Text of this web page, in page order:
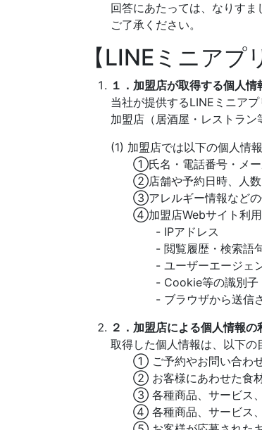
回答にあたっては、なりす
ご了承ください。
【LINEミニア
１．加盟店が取得する個人情
当社が提供するLINEミニア
加盟店（居酒屋・レストラン
(1) 加盟店では以下の個人情
①氏名・電話番号・メー
②店舗や予約日時、人数
③アレルギー情報などの
④加盟店Webサイト利用
- IPアドレス
- 閲覧履歴・検索語句
- ユーザーエージェント
- Cookie等の識別子
- ブラウザから送信さ
２．加盟店による個人情報の
取得した個人情報は、以下の
① ご予約やお問い合わせ
② お客様にあわせた食材
③ 各種商品、サービス、
④ 各種商品、サービス、